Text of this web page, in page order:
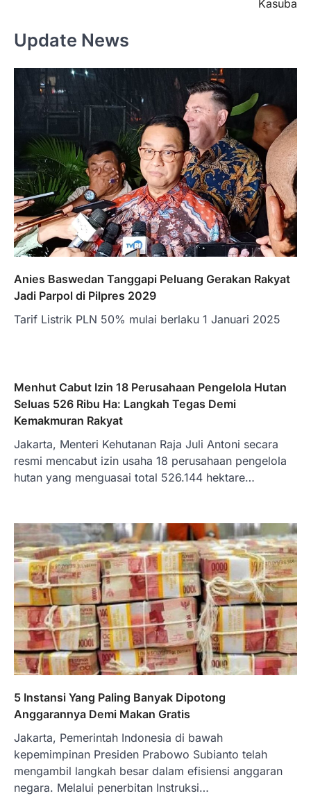
Kasuba
Update News
Anies Baswedan Tanggapi Peluang Gerakan Rakyat
Jadi Parpol di Pilpres 2029
Tarif Listrik PLN 50% mulai berlaku 1 Januari 2025
Menhut Cabut Izin 18 Perusahaan Pengelola Hutan
Seluas 526 Ribu Ha: Langkah Tegas Demi
Kemakmuran Rakyat
Jakarta, Menteri Kehutanan Raja Juli Antoni secara
resmi mencabut izin usaha 18 perusahaan pengelola
hutan yang menguasai total 526.144 hektare…
5 Instansi Yang Paling Banyak Dipotong
Anggarannya Demi Makan Gratis
Jakarta, Pemerintah Indonesia di bawah
kepemimpinan Presiden Prabowo Subianto telah
mengambil langkah besar dalam efisiensi anggaran
negara. Melalui penerbitan Instruksi…